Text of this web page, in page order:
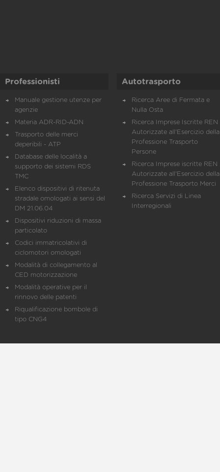
Professionisti
Manuale gestione utenze per
agenzie
Materia ADR-RID-ADN
Trasporto delle merci
deperibili - ATP
Database delle località a
supporto dei sistemi RDS
TMC
Elenco dispositivi di ritenuta
stradale omologati ai sensi del
DM 21.06.04
Dispositivi riduzioni di massa
particolato
Codici immatricolativi di
ciclomotori omologati
Modalità di collegamento al
CED motorizzazione
Modalità operative per il
rinnovo delle patenti
Riqualificazione bombole di
tipo CNG4
Autotrasporto
Ricerca Aree di Fermata e
Nulla Osta
Ricerca Imprese Iscritte REN
Autorizzate all'Esercizio della
Professione Trasporto
Persone
Ricerca Imprese iscritte REN
Autorizzate all'Esercizio della
Professione Trasporto Merci
Ricerca Servizi di Linea
Interregionali